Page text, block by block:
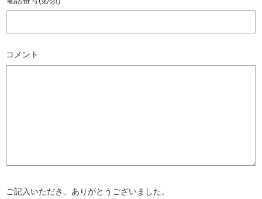
コメント
ご記入いただき、ありがとうございました。